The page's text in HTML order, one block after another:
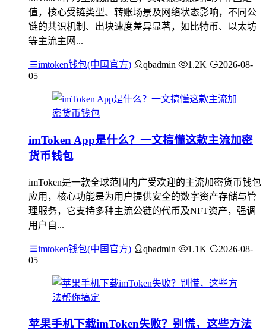
值，核心受链类型、转账场景及网络状态影响，不同公
链的共识机制、出块速度差异显著，如比特币、以太坊
等主流主网...
imtoken钱包(中国官方) qbadmin 1.2K
2026-08-
05
imToken App是什么？一文搞懂这款主流加密
货币钱包
imToken是一款全球范围内广受欢迎的主流加密货币钱包
应用，核心功能是为用户提供安全的数字资产存储与管
理服务，它支持多种主流公链的代币及NFT资产，强调
用户自...
imtoken钱包(中国官方) qbadmin 1.1K
2026-08-
05
苹果手机下载imToken失败？别慌，这些方法